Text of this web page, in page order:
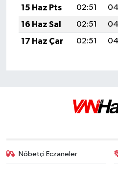
15 Haz Pts
02:51
16 Haz Sal
02:51
17 Haz Çar
02:51
Nöbetçi Eczaneler